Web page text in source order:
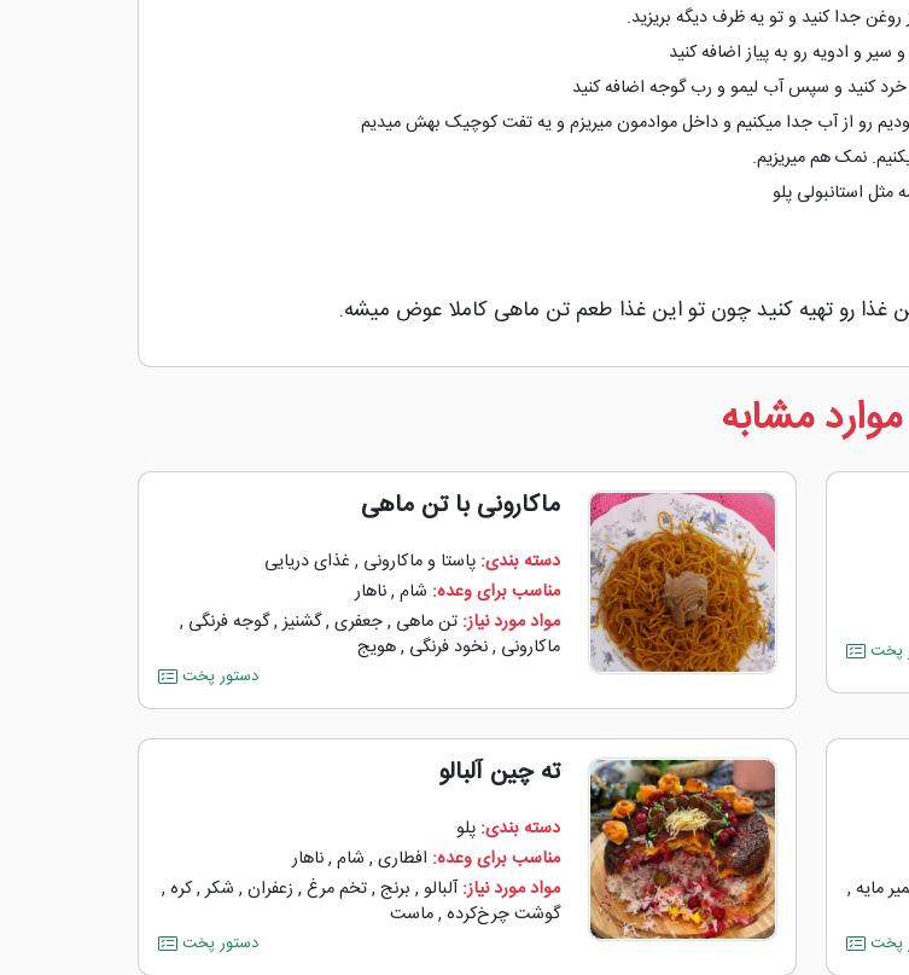
جدا کنید و تو یه ظرف دیگه بریزید.
و ادویه رو به پیاز اضافه کنید
رو از آب جدا میکنیم و داخل موادمون میریزم و یه تفت کوچیک بهش میدیم
نمک هم میریزیم.
استانبولی پلو
غذا رو تهیه کنید چون تو این غذا طعم تن ماهی کاملا عوض میشه.
موارد مشابه
پخت
ماکارونی با تن ماهی
دسته بندی: پاستا و ماکارونی , غذای دریایی
مناسب برای وعده: شام,ناهار
مواد مورد نیاز: تن ماهی ,جعفری,گشنیز,گوجه ‌فرنگی ,
ماکارونی ,نخود فرنگی ,هویج
دستور پخت
مایه,
پخت
ته چین آلبالو
دسته بندی: پلو
مناسب برای وعده: افطاری, شام,ناهار
مواد مورد نیاز:آلبالو, برنج,تخم مرغ, زعفران, شکر,کره,
گوشت چرخ‌کرده,ماست
دستور پخت